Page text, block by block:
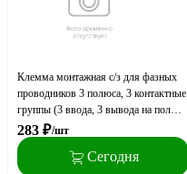
Клемма монтажная с/з для фазных
проводников 3 полюса, 3 контактные
группы (3 ввода, 3 вывода на полюс)
LD294-5103, STEKKER
283 ₽/шт
Сегодня